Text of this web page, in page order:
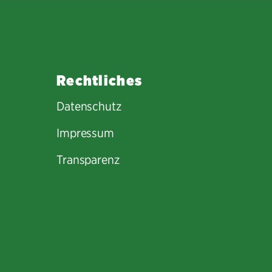
Rechtliches
Datenschutz
Impressum
Transparenz